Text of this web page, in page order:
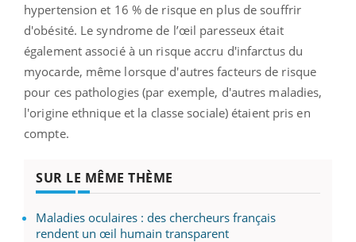
hypertension et 16 % de risque en plus de souffrir
d'obésité. Le syndrome de l’œil paresseux était
également associé à un risque accru d'infarctus du
myocarde, même lorsque d'autres facteurs de risque
pour ces pathologies (par exemple, d'autres maladies,
l'origine ethnique et la classe sociale) étaient pris en
compte.
SUR LE MÊME THÈME
Maladies oculaires : des chercheurs français
rendent un œil humain transparent